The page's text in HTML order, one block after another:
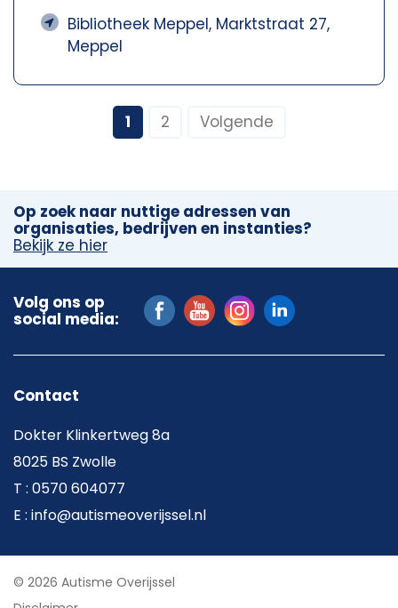
Bibliotheek Meppel, Marktstraat 27,
Meppel
1 2 Volgende
Op zoek naar nuttige adressen van
organisaties, bedrijven en instanties?
Bekijk ze hier
Volg ons op
social media:
Contact
Dokter Klinkertweg 8a
8025 BS Zwolle
T : 0570 604077
E : info@autismeoverijssel.nl
© 2026 Autisme Overijssel